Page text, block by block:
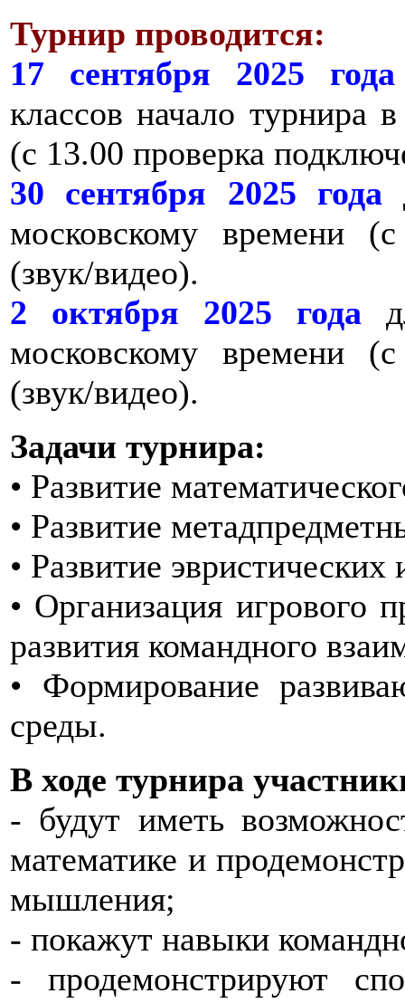
Турнир проводится:
17 сентября 2025 года
классов начало турнира
(с 13.00 проверка
30 сентября 2025 года
московскому времени
(звук/видео).
2 октября 2025 года
московскому времени
(звук/видео).
Задачи турнира:
• Развитие
• Развитие
• Развитие
• Организация игрового
развития командного
• Формирование
среды.
В ходе турнира
- будут иметь
математике и
мышления;
- покажут навыки
- продемонстрируют